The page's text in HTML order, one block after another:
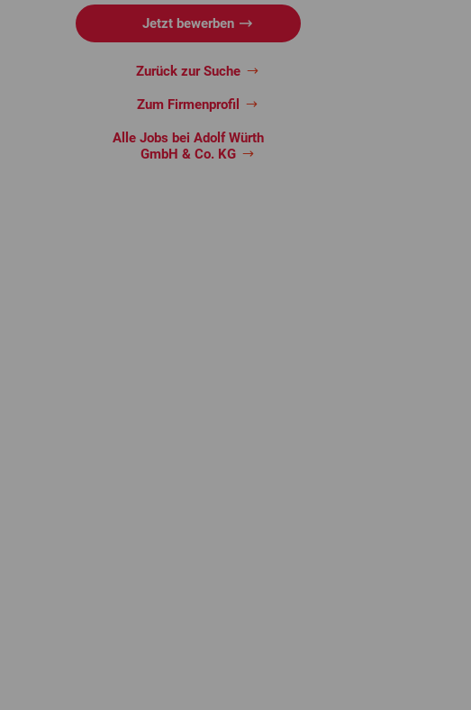
Jetzt bewerben
Zurück zur Suche
Zum Firmenprofil
Alle Jobs bei Adolf Würth
GmbH & Co. KG